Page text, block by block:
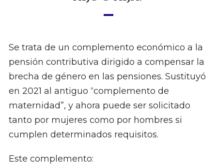
Se trata de un complemento económico a la
pensión contributiva dirigido a compensar la
brecha de género en las pensiones. Sustituyó
en 2021 al antiguo “complemento de
maternidad”, y ahora puede ser solicitado
tanto por mujeres como por hombres si
cumplen determinados requisitos.
Este complemento: